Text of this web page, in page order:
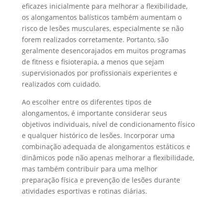
eficazes inicialmente para melhorar a flexibilidade,
os alongamentos balísticos também aumentam o
risco de lesões musculares, especialmente se não
forem realizados corretamente. Portanto, são
geralmente desencorajados em muitos programas
de fitness e fisioterapia, a menos que sejam
supervisionados por profissionais experientes e
realizados com cuidado.
Ao escolher entre os diferentes tipos de
alongamentos, é importante considerar seus
objetivos individuais, nível de condicionamento físico
e qualquer histórico de lesões. Incorporar uma
combinação adequada de alongamentos estáticos e
dinâmicos pode não apenas melhorar a flexibilidade,
mas também contribuir para uma melhor
preparação física e prevenção de lesões durante
atividades esportivas e rotinas diárias.